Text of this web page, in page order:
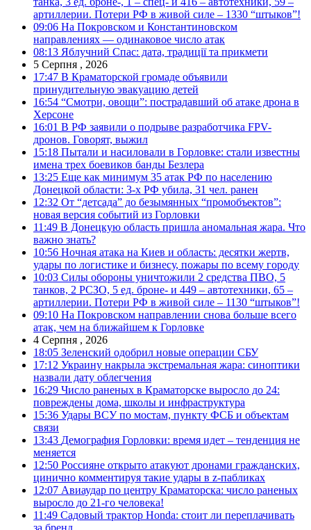
артиллерии. Потери РФ в живой силе – 1330 “штыков”!
09:06 На Покровском и Константиновском
направлениях — одинаковое число атак
08:13 Яблучний Спас: дата, традиції та прикмети
5 Серпня , 2026
17:47 В Краматорской громаде объявили
принудительную эвакуацию детей
16:54 “Смотри, овощи”: пострадавший об атаке дрона в
Херсоне
16:01 В РФ заявили о подрыве разработчика FPV-
дронов. Говорят, выжил
15:18 Пытали и насиловали в Горловке: стали известны
имена трех боевиков банды Безлера
13:25 Еще как минимум 35 атак РФ по населению
Донецкой области: 3-х РФ убила, 31 чел. ранен
12:32 От “детсада” до безымянных “промобъектов”:
новая версия событий из Горловки
11:49 В Донецкую область пришла аномальная жара. Что
важно знать?
10:56 Ночная атака на Киев и область: десятки жертв,
удары по логистике и бизнесу, пожары по всему городу
10:03 Силы обороны уничтожили 2 средства ПВО, 5
танков, 2 РСЗО, 5 ед. броне- и 449 – автотехники, 65 –
артиллерии. Потери РФ в живой силе – 1130 “штыков”!
09:10 На Покровском направлении снова больше всего
атак, чем на ближайшем к Горловке
4 Серпня , 2026
18:05 Зеленский одобрил новые операции СБУ
17:12 Украину накрыла экстремальная жара: синоптики
назвали дату облегчения
16:29 Число раненых в Краматорске выросло до 24:
повреждены дома, школы и инфраструктура
15:36 Удары ВСУ по мостам, пункту ФСБ и объектам
связи
13:43 Демография Горловки: время идет – тенденция не
меняется
12:50 Россияне открыто атакуют дронами гражданских,
цинично комментируя такие удары в z-пабликах
12:07 Авиаудар по центру Краматорска: число раненых
выросло до 21-го человека!
11:49 Садовый трактор Honda: стоит ли переплачивать
за бренд